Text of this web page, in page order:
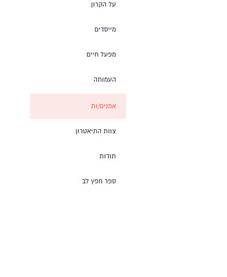
על הקרון
מייסדים
מפעל חיים
העמותה
אמנים/ות
צוות התיאטרון
תודות
ספר חפץ לב